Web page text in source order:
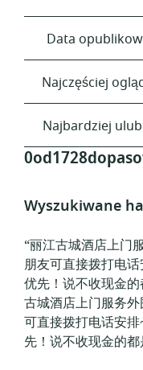
Data
Najczęściej
Najbardziej
Wyszukiwane
“丽江古城酒店上门
朋友可直接拨打电
优先！说不收现金
古城酒店上门服务
可直接拨打电话安
先！说不收现金的